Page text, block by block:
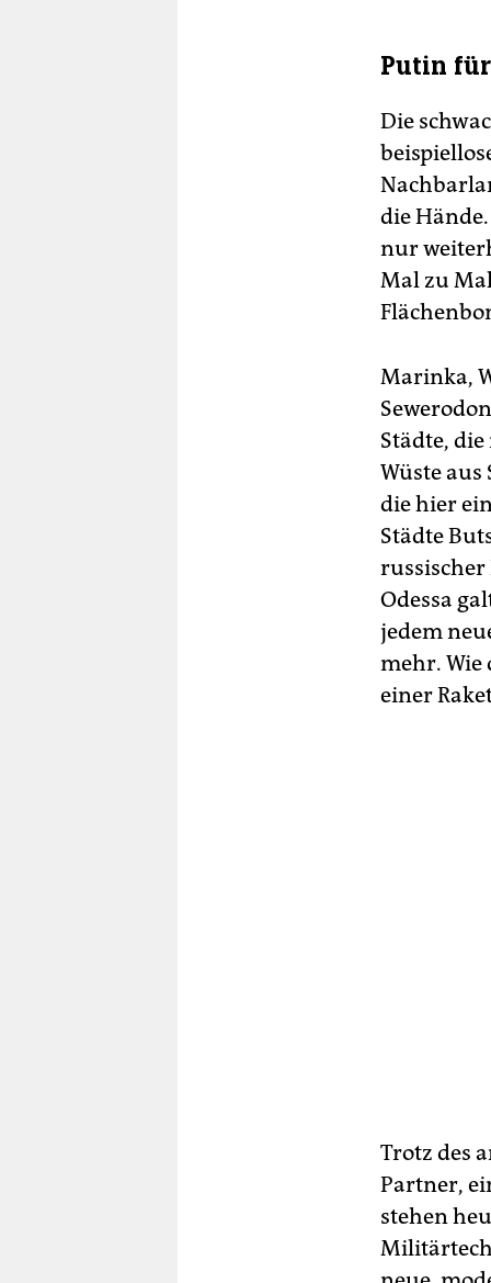
Putin
Die
die
nur
Mal zu
Marinka,
Städte,
Wüste
die hier
Städte
russischer
Odessa
jedem
mehr. Wie
einer
Trotz des
Partner,
stehen